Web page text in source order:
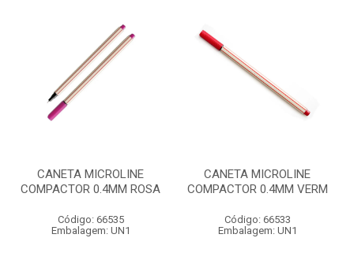
CANETA MICROLINE
COMPACTOR 0.4MM ROSA
Código: 66535
Embalagem: UN1
CANETA MICROLINE
COMPACTOR 0.4MM VERM
Código: 66533
Embalagem: UN1